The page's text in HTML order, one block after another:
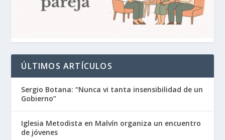
ÚLTIMOS ARTÍCULOS
Sergio Botana: “Nunca vi tanta insensibilidad de un
Gobierno”
Iglesia Metodista en Malvín organiza un encuentro
de jóvenes